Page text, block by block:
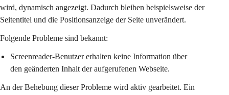
wird, dynamisch angezeigt. Dadurch bleiben beispielsweise der
Seitentitel und die Positionsanzeige der Seite unverändert.
Folgende Probleme sind bekannt:
Screenreader-Benutzer erhalten keine Information über
den geänderten Inhalt der aufgerufenen Webseite.
An der Behebung dieser Probleme wird aktiv gearbeitet. Ein